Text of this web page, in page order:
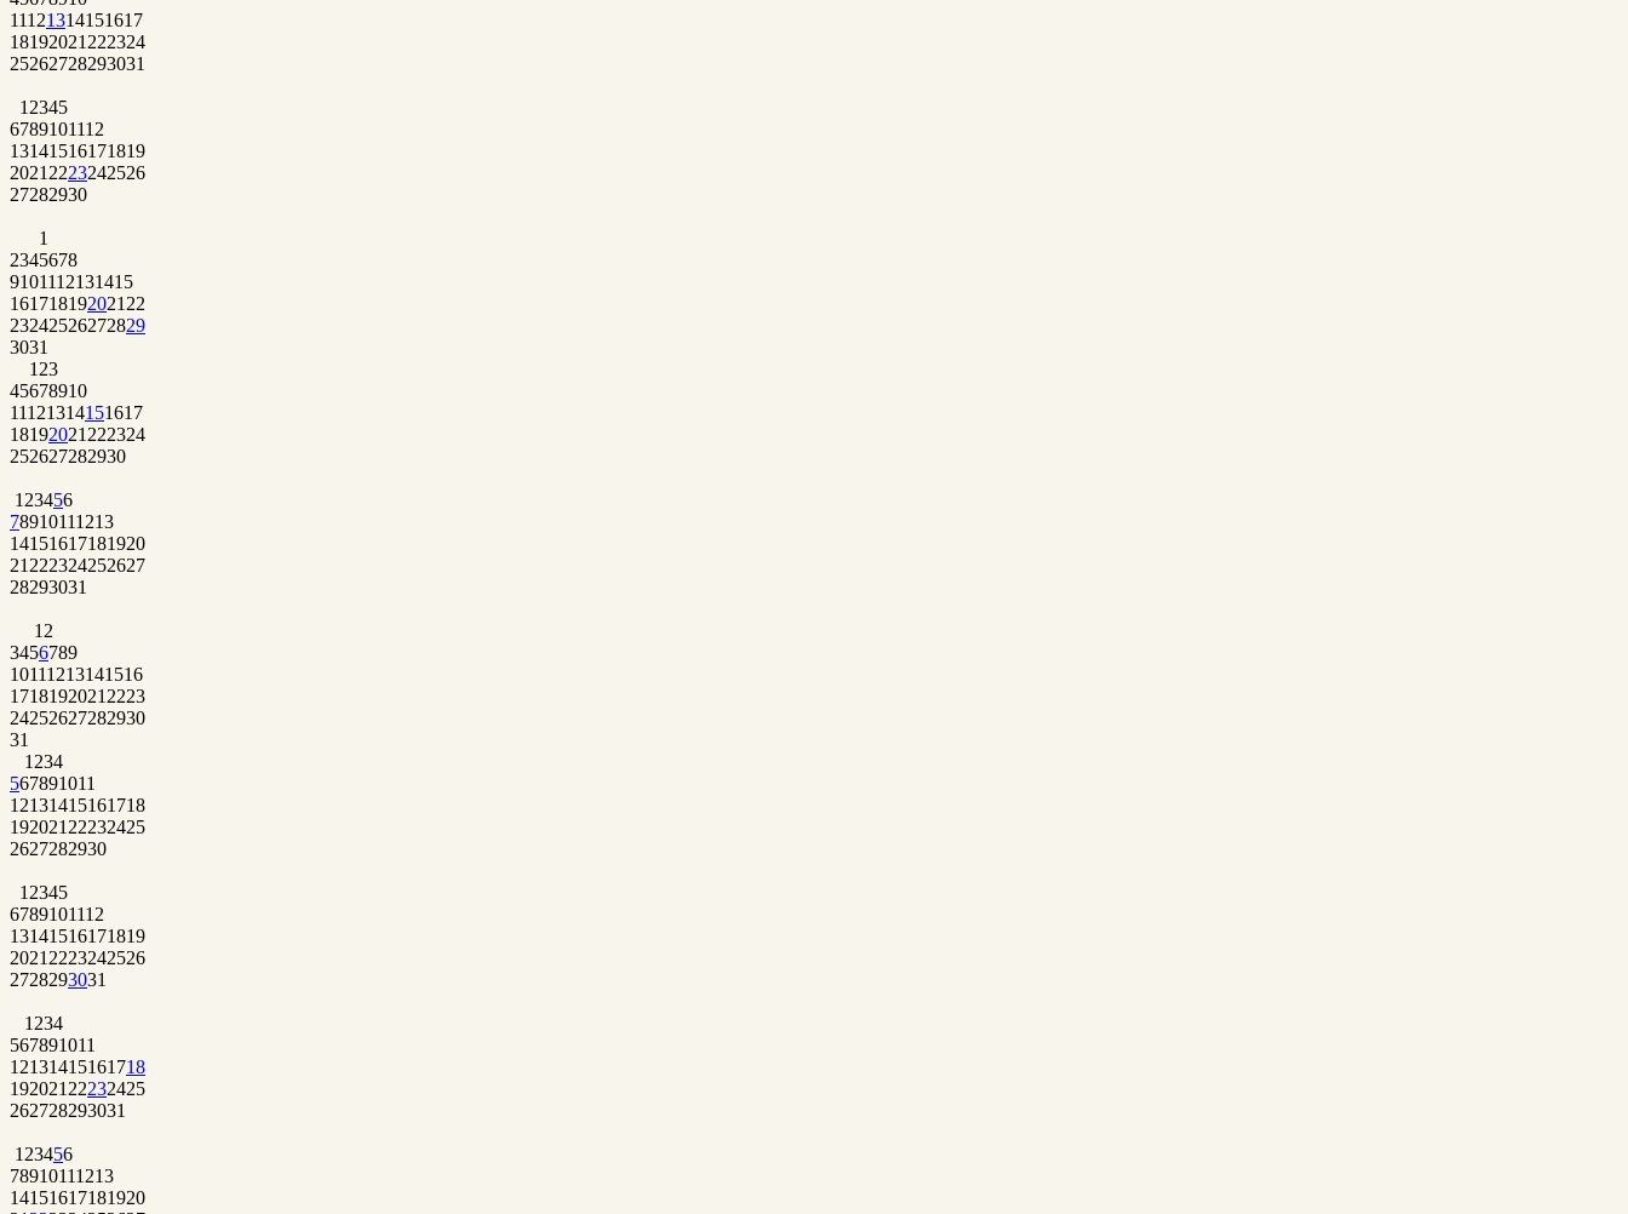
11121314151617
18192021 222324
25262728293031
1 2345
6789101112
13141516171819
2021 2223242526
27282930
1
2345678
9101112131415
161718192021 22
23242526272829
3031
1 23
45678910
11121314151617
18192021 222324
252627282930
1 23456
78910111213
14151617181920
21 222324252627
28293031
1 2
3456789
10111213141516
1718192021 2223
24252627282930
31
1 234
567891011
12131415161718
192021 22232425
2627282930
1 2345
6789101112
13141516171819
2021 2223242526
2728293031
1 234
567891011
12131415161718
192021 22232425
262728293031
1 23456
78910111213
14151617181920